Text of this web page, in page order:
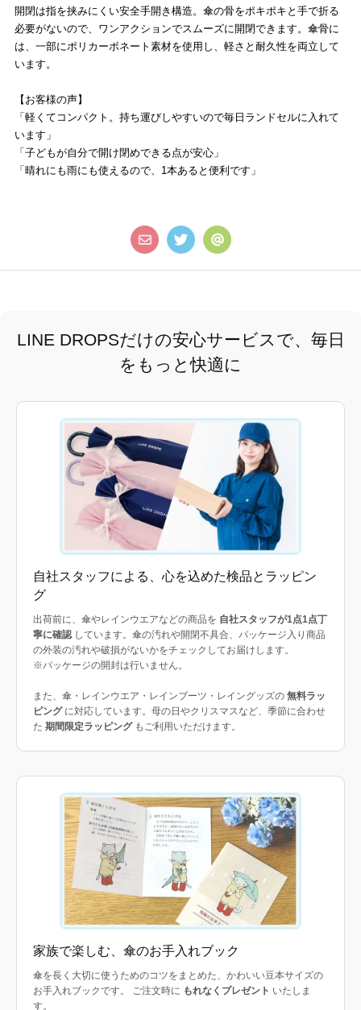
開閉は指を挟みにくい安全手開き構造。傘の骨をポキポキと手で折る
必要がないので、ワンアクションでスムーズに開閉できます。傘骨に
は、一部にポリカーボネート素材を使用し、軽さと耐久性を両立して
います。
【お客様の声】
「軽くてコンパクト。持ち運びしやすいので毎日ランドセルに入れて
います」
「子どもが自分で開け閉めできる点が安心」
「晴れにも雨にも使えるので、1本あると便利です」
LINE DROPSだけの安心サービスで、毎日
をもっと快適に
自社スタッフによる、心を込めた検品とラッピン
グ
出荷前に、傘やレインウエアなどの商品を 自社スタッフが1点1点丁
寧に確認しています。傘の汚れや開閉不具合、パッケージ入り商品
の外装の汚れや破損がないかをチェックしてお届けします。
※パッケージの開封は行いません。
また、傘・レインウエア・レインブーツ・レイングッズの 無料ラッ
ピングに対応しています。母の日やクリスマスなど、季節に合わせ
た 期間限定ラッピングもご利用いただけます。
家族で楽しむ、傘のお手入れブック
傘を長く大切に使うためのコツをまとめた、かわいい豆本サイズの
お手入れブックです。 ご注文時に もれなくプレゼント いたしま
す。